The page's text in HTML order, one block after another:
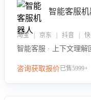
智能客服机
淘宝 | 京东 | 抖音 | 快
智能客服 · 上下文理解
咨询获取报价已售5999+